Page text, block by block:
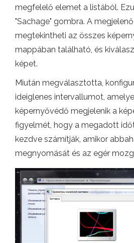
megfelelő elemet a listából.
"Sachage" gombra. A
megtekintheti az összes
mappában található, és
képet.
Miután megválasztotta,
ideiglenes intervallumot,
képernyővédő megjelenik a
figyelmét, hogy a megadott
kezdve számítják, amikor
megnyomását és az egér